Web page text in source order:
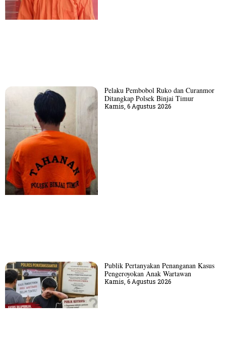
Pelaku Pembobol Ruko dan Curanmor
Ditangkap Polsek Binjai Timur
Kamis, 6 Agustus 2026
Publik Pertanyakan Penanganan Kasus
Pengeroyokan Anak Wartawan
Kamis, 6 Agustus 2026